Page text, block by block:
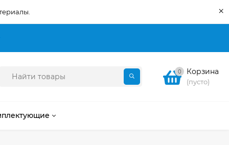
×
0 Корзина
(пусто)